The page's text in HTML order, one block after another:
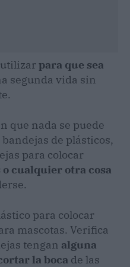
para que sea
segunda vida sin
que nada se puede
de plásticos,
para colocar
o cualquier otra cosa
para colocar
mascotas. Verifica
tengan alguna
la boca de las